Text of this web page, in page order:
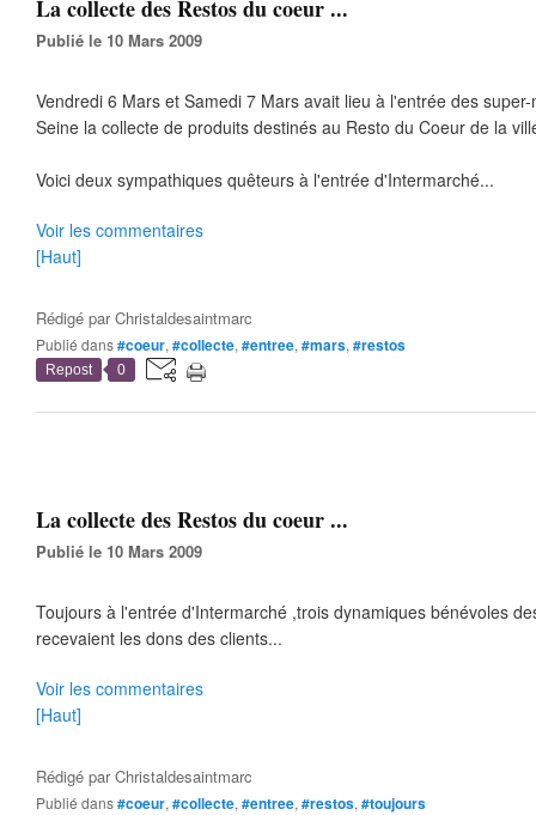
La collecte des Restos du coeur ...
Publié le 10 Mars 2009
Vendredi 6 Mars et Samedi 7 Mars avait lieu à l'entrée des
Seine la collecte de produits destinés au Resto du Coeur de la
Voici deux sympathiques quêteurs à l'entrée d'Intermarché...
Voir les commentaires
[Haut]
Rédigé parChristaldesaintmarc
Publié dans#coeur, #collecte, #entree, #mars, #restos
Repost 0
La collecte des Restos du coeur ...
Publié le 10 Mars 2009
Toujours à l'entrée d'Intermarché ,trois dynamiques bénévoles
recevaient les dons des clients...
Voir les commentaires
[Haut]
Rédigé parChristaldesaintmarc
Publié dans#coeur, #collecte, #entree, #restos, #toujours